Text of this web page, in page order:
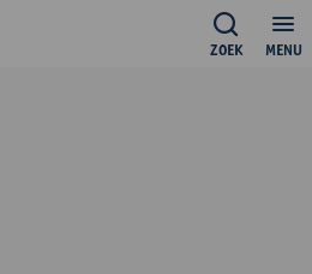
MENU
ZOEK